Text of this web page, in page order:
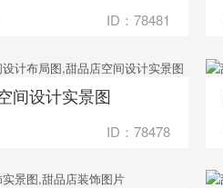
ID：78481
装修成这样要花多少钱？
间设计实景图
ID：78478